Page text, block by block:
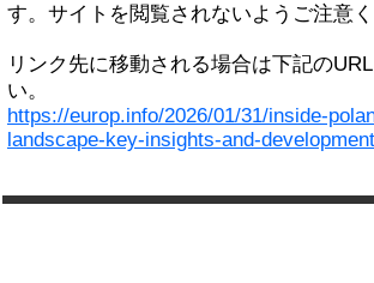
す。サイトを閲覧されないようご注意く
リンク先に移動される場合は下記の
い。
https://europ.info/2026/01/31/inside-
landscape-key-insights-and-